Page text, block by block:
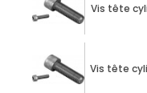
Vis tête
Vis tête